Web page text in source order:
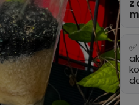
z
✅